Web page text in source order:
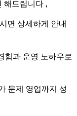
해드립니다 ,
세하게 안내
험과 운영 노하우로
문제 영업까지 성